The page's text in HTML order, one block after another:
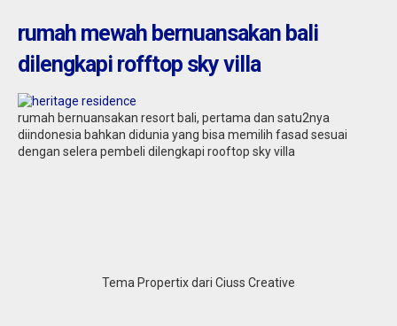
rumah mewah bernuansakan bali
dilengkapi rofftop sky villa
rumah bernuansakan resort bali, pertama dan satu2nya
diindonesia bahkan didunia yang bisa memilih fasad sesuai
dengan selera pembeli dilengkapi rooftop sky villa
Tema Propertix dari Ciuss Creative